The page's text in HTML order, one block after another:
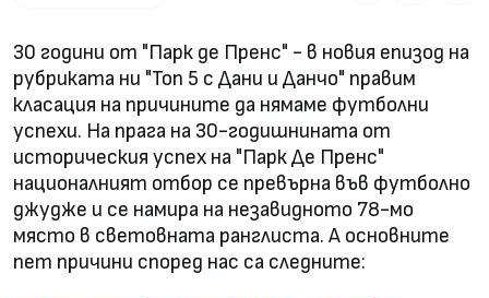
30 години от "Парк де Пренс" - в новия епизод на
рубриката ни "Топ 5 с Дани и Данчо" правим
класация на причините да нямаме футболни
успехи. На прага на 30-годишнината от
историческия успех на "Парк Де Пренс"
националният отбор се превърна във футболно
джудже и се намира на незавидното 78-мо
място в световната ранглиста. А основните
пет причини според нас са следните: